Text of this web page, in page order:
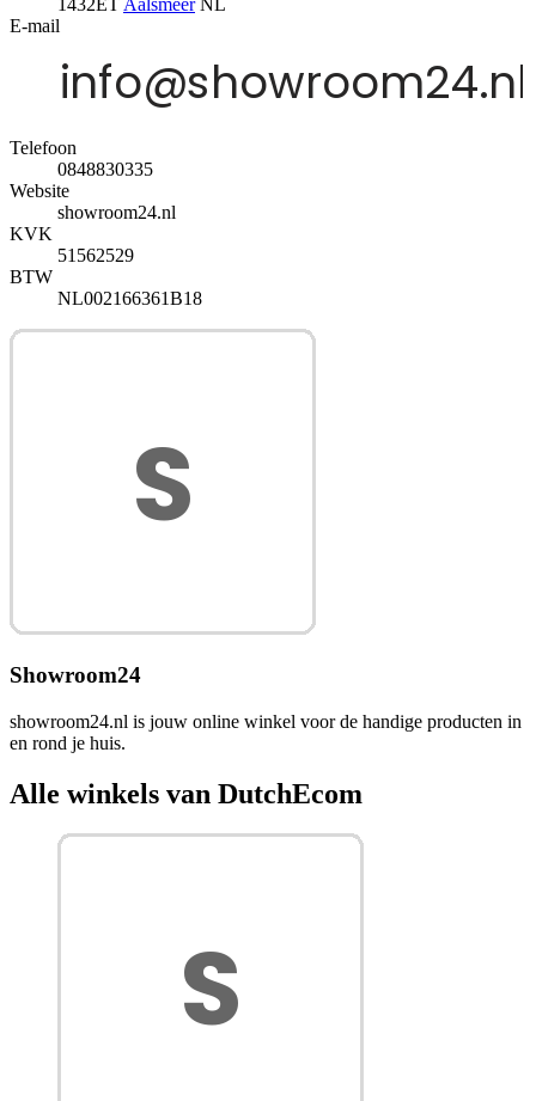
1432ET AalsmeerNL
E-mail
Telefoon
0848830335
Website
showroom24.nl
KVK
51562529
BTW
NL002166361B18
Showroom24
showroom24.nl is jouw online winkel voor de handige producten in
en rond je huis.
Alle winkels van DutchEcom